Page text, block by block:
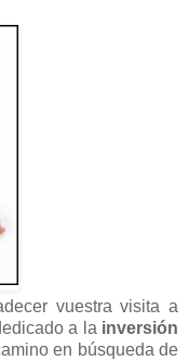
vuestra visita a
a la inversión
en búsqueda de